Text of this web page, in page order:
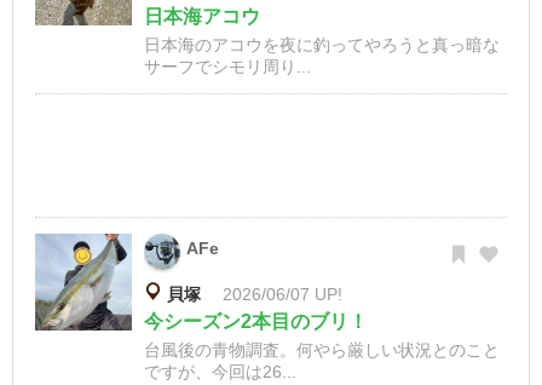
日本海アコウ
日本海のアコウを夜に釣ってやろうと真っ暗な
サーフでシモリ周り...
AFe
貝塚 2026/06/07 UP!
今シーズン2本目のブリ！
台風後の青物調査。何やら厳しい状況とのこと
ですが、今回は26...